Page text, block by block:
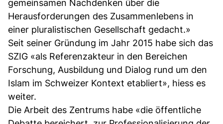
gemeinsamen Nachdenken über die
Herausforderungen des Zusammenlebens in
einer pluralistischen Gesellschaft gedacht.»
Seit seiner Gründung im Jahr 2015 habe sich das
SZIG «als Referenzakteur in den Bereichen
Forschung, Ausbildung und Dialog rund um den
Islam im Schweizer Kontext etabliert», hiess es
weiter.
Die Arbeit des Zentrums habe «die öffentliche